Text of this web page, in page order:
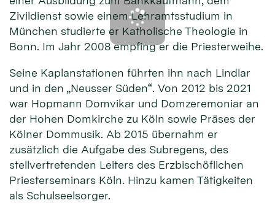
Zivildienst sowie einem Lehramtsstudium in
München studierte er Katholische Theologie in
Bonn. Im Jahr 2008 empfing er die Priesterweihe.
Seine Kaplanstationen führten ihn nach Lindlar
und in den „Neusser Süden“. Von 2012 bis 2021
war Hopmann Domvikar und Domzeremoniar an
der Hohen Domkirche zu Köln sowie Präses der
Kölner Dommusik. Ab 2015 übernahm er
zusätzlich die Aufgabe des Subregens, des
stellvertretenden Leiters des Erzbischöflichen
Priesterseminars Köln. Hinzu kamen Tätigkeiten
als Schulseelsorger.